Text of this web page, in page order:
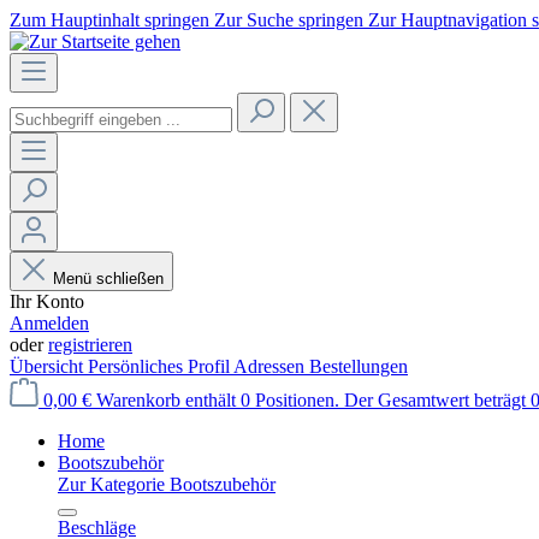
Zum Hauptinhalt springen Zur Suche springen Zur Hauptnavigation
Menü schließen
Ihr Konto
Anmelden
oderregistrieren
Übersicht Persönliches Profil Adressen Bestellungen
0,00 € Warenkorb enthält 0 Positionen. Der Gesamtwert beträgt
Home
Bootszubehör
Zur Kategorie Bootszubehör
Beschläge